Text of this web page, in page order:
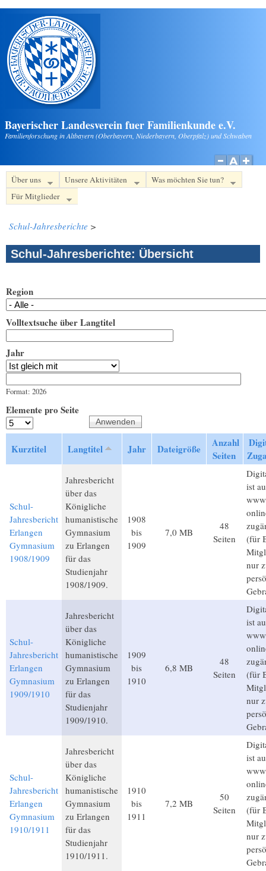
Direkt zum Inhalt
Bayerischer Landesverein fuer Familienkunde e.V.
Familienforschung in Altbayern (Oberbayern, Niederbayern, Oberpfalz) und Schwaben
Über uns Unsere Aktivitäten
Was möchten Sie tun?
Für Mitglieder
Schul-Jahresberichte >
Schul-Jahresberichte: Übersicht
Region
Volltextsuche über Langtitel
Jahr
Format: 2026
Elemente pro Seite
Kurztitel Langtitel Jahr Dateigröße
Anzahl
Seiten
Schul-
Jahresbericht
Erlangen
Gymnasium
1908/1909
Jahresbericht
über das
Königliche
humanistische
Gymnasium
zu Erlangen
für das
Studienjahr
1908/1909.
1908
bis
1909
7,0 MB
48
Seiten
ist
(für
nur
Schul-
Jahresbericht
Erlangen
Gymnasium
1909/1910
Jahresbericht
über das
Königliche
humanistische
Gymnasium
zu Erlangen
für das
Studienjahr
1909/1910.
1909
bis
1910
6,8 MB
48
Seiten
ist
(für
nur
Schul-
Jahresbericht
Erlangen
Gymnasium
1910/1911
Jahresbericht
über das
Königliche
humanistische
Gymnasium
zu Erlangen
für das
Studienjahr
1910/1911.
1910
bis
1911
7,2 MB
50
Seiten
ist
(für
nur